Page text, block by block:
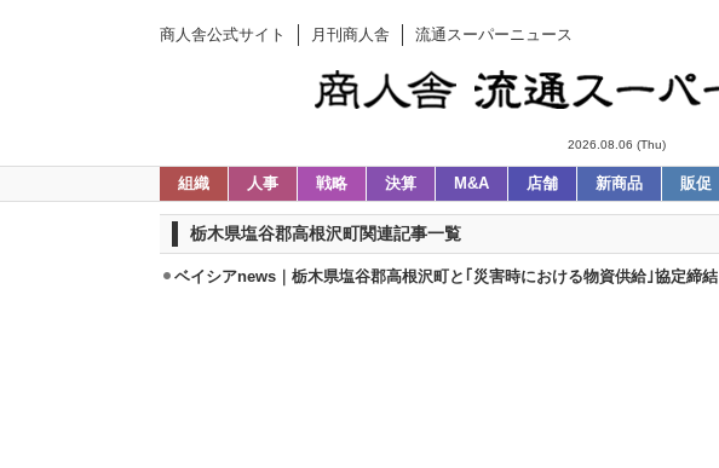
商人舎公式サイト 月刊商人舎 流通スーパーニュース
2026.08.06 (Thu)
組織 人事 戦略 決算 M&A 店舗 新商品 販促
栃木県塩谷郡高根沢町関連記事一覧
ベイシアnews｜栃木県塩谷郡高根沢町と｢災害時における物資供給｣協定締結